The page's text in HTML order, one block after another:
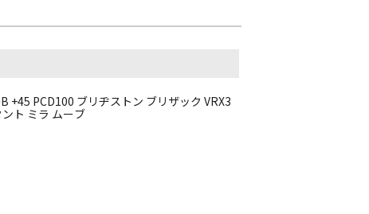
+45 PCD100 ブリヂストン ブリザック VRX3
ト ミラ ムーブ